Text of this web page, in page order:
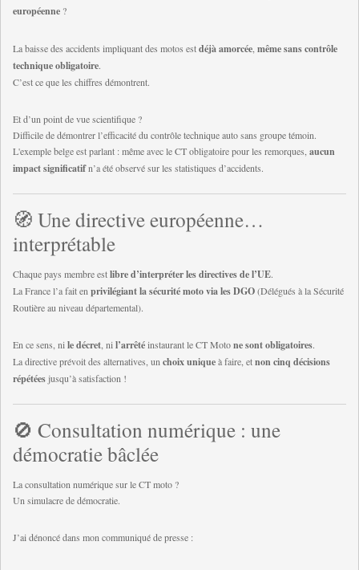
européenne ?
La baisse des accidents impliquant des motos estdéjà amorcée même sans contrôle
technique obligatoire.
C’est ce que les chiffres démontrent.
Et d’un point de vue scientifique ?
Difficile de démontrer l’efficacité du contrôle technique auto sans groupe témoin.
L'exemple belge est parlant : même avec le CT obligatoire pour les remorques, aucun
impact significatifn’a été observé sur les statistiques d’accidents.
🧭 Une directive européenne…
interprétable
Chaque pays membre estlibre d’interpréter les directives de l’UE.
La France l’a fait en privilégiant la sécurité moto via les DGO(Délégués à la Sécurité
Routière au niveau départemental).
En ce sens, ni le décret , ni l’arrêtéinstaurant le CT Motone sont obligatoires.
La directive prévoit des alternatives, un choix uniqueà faire, etnon cinq décisions
répétéesjusqu’à satisfaction !
🚫 Consultation numérique : une
démocratie bâclée
La consultation numérique sur le CT moto ?
Un simulacre de démocratie.
J’ai dénoncé dans mon communiqué de presse :